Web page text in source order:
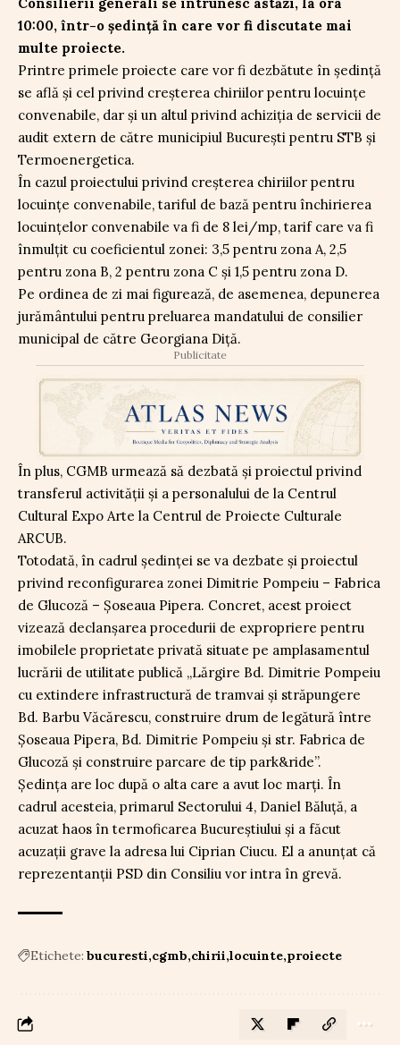
10:00, într-o ședință în care vor fi discutate mai
multe proiecte.
Printre primele proiecte care vor fi dezbătute în ședință
se află și cel privind creșterea chiriilor pentru locuințe
convenabile, dar și un altul privind achiziția de servicii de
audit extern de către municipiul București pentru STB și
Termoenergetica.
În cazul proiectului privind creșterea chiriilor pentru
locuințe convenabile, tariful de bază pentru închirierea
locuinţelor convenabile va fi de 8 lei/mp, tarif care va fi
înmulțit cu coeficientul zonei: 3,5 pentru zona A, 2,5
pentru zona B, 2 pentru zona C şi 1,5 pentru zona D.
Pe ordinea de zi mai figurează, de asemenea, depunerea
jurământului pentru preluarea mandatului de consilier
municipal de către Georgiana Diţă.
Publicitate
În plus, CGMB urmează să dezbată și proiectul privind
transferul activității și a personalului de la Centrul
Cultural Expo Arte la Centrul de Proiecte Culturale
ARCUB.
Totodată, în cadrul ședinței se va dezbate și proiectul
privind reconfigurarea zonei Dimitrie Pompeiu – Fabrica
de Glucoză – Șoseaua Pipera. Concret, acest proiect
vizează declanșarea procedurii de expropriere pentru
imobilele proprietate privată situate pe amplasamentul
lucrării de utilitate publică „Lărgire Bd. Dimitrie Pompeiu
cu extindere infrastructură de tramvai și străpungere
Bd. Barbu Văcărescu, construire drum de legătură între
Șoseaua Pipera, Bd. Dimitrie Pompeiu și str. Fabrica de
Glucoză și construire parcare de tip park&ride”.
Ședința are loc după o alta care a avut loc marți. În
cadrul acesteia, primarul Sectorului 4, Daniel Băluță, a
acuzat haos în termoficarea Bucureștiului și a făcut
acuzații grave la adresa lui Ciprian Ciucu. El a anunțat că
reprezentanții PSD din Consiliu vor intra în grevă.
Etichete: bucuresti cgmb chirii locuinte proiecte